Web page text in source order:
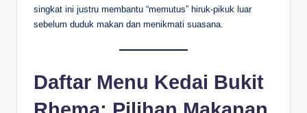
singkat ini justru membantu “memutus” hiruk-pikuk luar
sebelum duduk makan dan menikmati suasana.
Daftar Menu Kedai Bukit